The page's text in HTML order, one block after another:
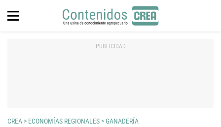
CREA > ECONOMÍAS REGIONALES >GANADERÍA